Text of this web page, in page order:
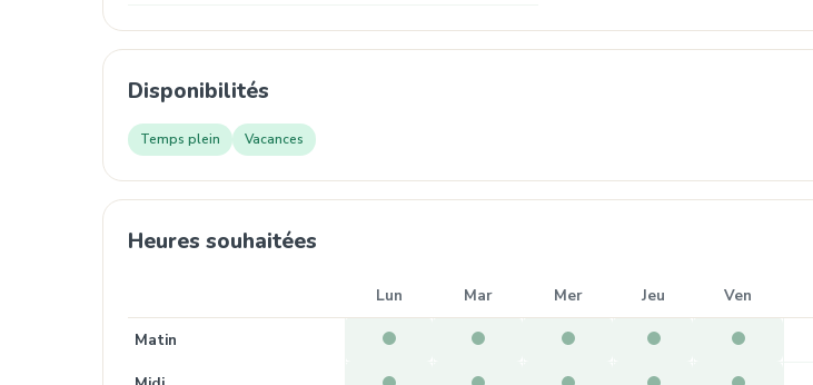
Disponibilités
Temps plein Vacances
Heures souhaitées
Lun Mar Mer Jeu Ven
Matin